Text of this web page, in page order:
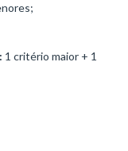
1 critério maior + 1